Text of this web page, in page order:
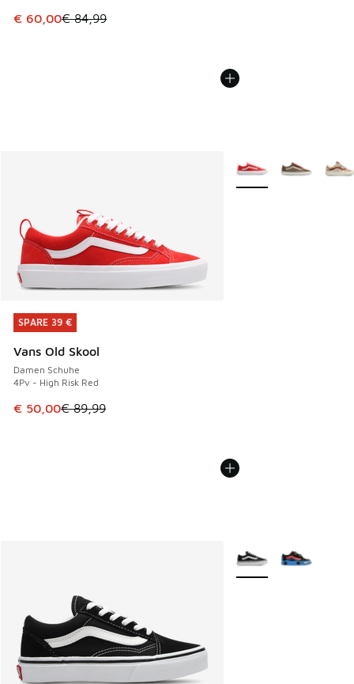
Dieser Artikel ist im Sale. Der Preis ist von € 84,99 auf €
€ 60,00€ 84,99
SPARE 39 €
Vans Old Skool
Damen Schuhe
4Pv - High Risk Red
Dieser Artikel ist im Sale. Der Preis ist von € 89,99 auf €
€ 50,00€ 89,99
SPARE 39 €
Weitere Farben
Weitere Farben